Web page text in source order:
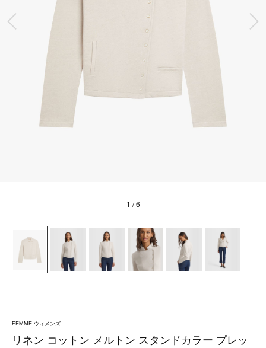
前の画像
1 / 6
FEMME ウィメンズ
リネン コットン メルトン スタンドカラー プレッ